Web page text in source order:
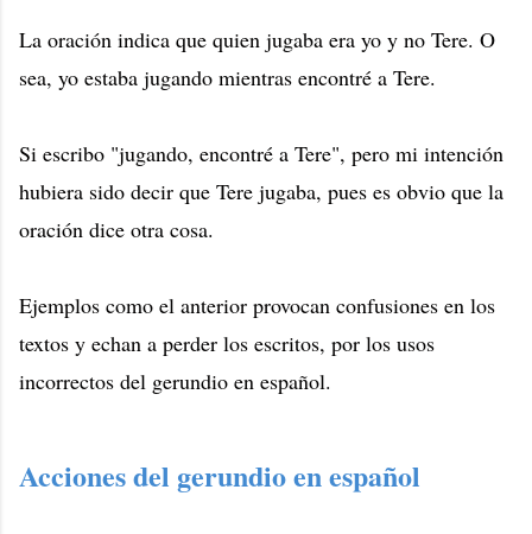
La oración indica que quien jugaba era yo y no Tere. O
sea, yo estaba jugando mientras encontré a Tere.
Si escribo "jugando, encontré a Tere", pero mi intención
hubiera sido decir que Tere jugaba, pues es obvio que la
oración dice otra cosa.
Ejemplos como el anterior provocan confusiones en los
textos y echan a perder los escritos, por los usos
incorrectos del gerundio en español.
Acciones del gerundio en español